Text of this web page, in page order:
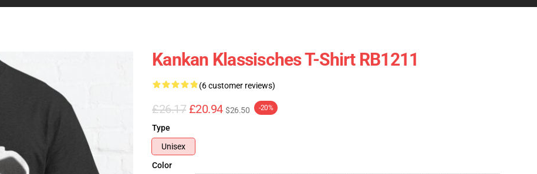
Kankan Klassisches T-Shirt RB1211
(6 customer reviews)
£26.17 £20.94 $26.50 -20%
Type
Unisex
Color